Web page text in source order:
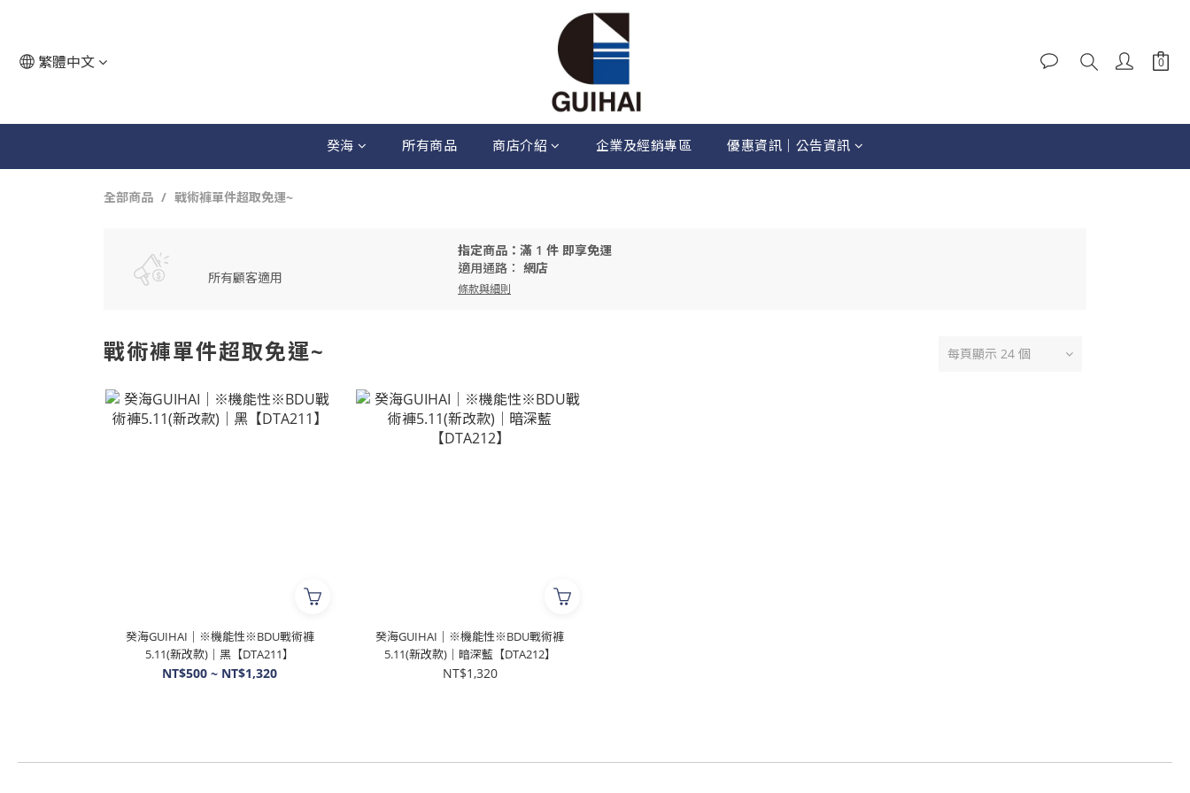
繁體中文
癸海 所有商品 商店介紹 企業及經銷專區 優惠資訊│公告資訊
全部商品 戰術褲單件超取免運~
所有顧客適用
指定商品：滿 1 件 即享免運
適用通路： 網店
條款與細則
戰術褲單件超取免運~ 每頁顯示 24 個
癸海GUIHAI│※機能性※BDU戰術褲
5.11(新改款)│黑【DTA211】
NT$500 ~ NT$1,320
癸海GUIHAI│※機能性※BDU戰術褲
5.11(新改款)│暗深藍【DTA212】
NT$1,320